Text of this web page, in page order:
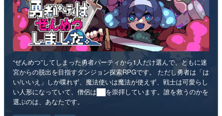
“ぜんめつ”してしまった勇者パーティから1人だけ選んで、ともに迷
宮からの脱出を目指すダンジョン探索RPGです。 ただし勇者は「は
い/いいえ」しか喋れず、魔法使いは魔法が使えず、戦士は可愛らし
い人形になっていて、僧侶は██を崇拝しています。誰を救うのかを
選ぶのは、あなたです。